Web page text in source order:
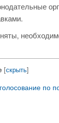
[скрыть]
по